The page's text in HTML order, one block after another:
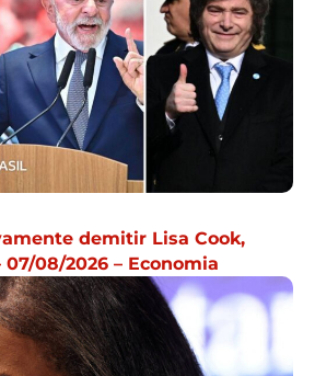
demitir Lisa Cook,
08/2026 – Economia